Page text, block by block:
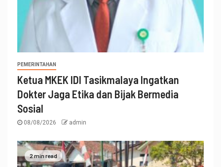
PEMERINTAHAN
Ketua MKEK IDI Tasikmalaya Ingatkan
Dokter Jaga Etika dan Bijak Bermedia
Sosial
08/08/2026 admin
2 min read